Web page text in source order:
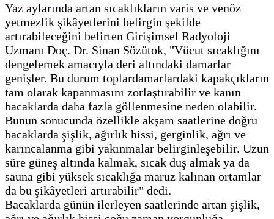
Yaz aylarında artan sıcaklıkların varis ve venöz
yetmezlik şikâyetlerini belirgin şekilde
artırabileceğini belirten Girişimsel Radyoloji
Uzmanı Doç. Dr. Sinan Sözütok, "Vücut sıcaklığını
dengelemek amacıyla deri altındaki damarlar
genişler. Bu durum toplardamarlardaki kapakçıkların
tam olarak kapanmasını zorlaştırabilir ve kanın
bacaklarda daha fazla göllenmesine neden olabilir.
Bunun sonucunda özellikle akşam saatlerine doğru
bacaklarda şişlik, ağırlık hissi, gerginlik, ağrı ve
karıncalanma gibi yakınmalar belirginleşebilir. Uzun
süre güneş altında kalmak, sıcak duş almak ya da
sauna gibi yüksek sıcaklığa maruz kalınan ortamlar
da bu şikâyetleri artırabilir" dedi.
Bacaklarda günün ilerleyen saatlerinde artan şişlik,